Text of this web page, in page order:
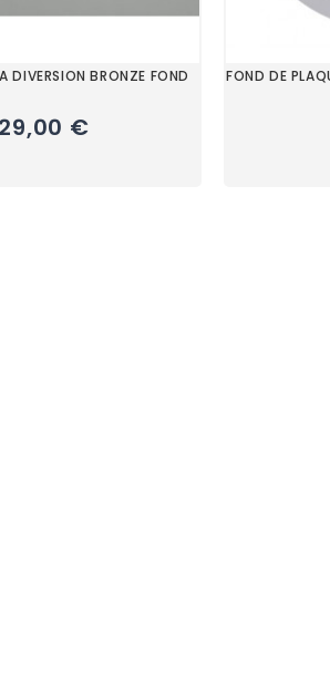
DIVERSION BRONZE FOND
29,00 €
FOND DE